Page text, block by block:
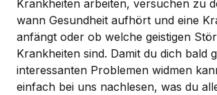
Krankheiten arbeiten, versuchen zu
wann Gesundheit aufhört und eine
anfängt oder ob welche geistigen
Krankheiten sind. Damit du dich bald
interessanten Problemen widmen
einfach bei uns nachlesen, was du